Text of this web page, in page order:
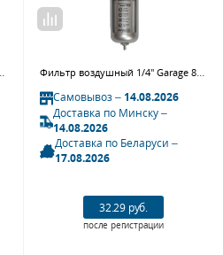
Самовывоз –14.08.2026
Доставка по Минску –
14.08.2026
Доставка по Беларуси –
17.08.2026
32.29 руб.
после регистрации